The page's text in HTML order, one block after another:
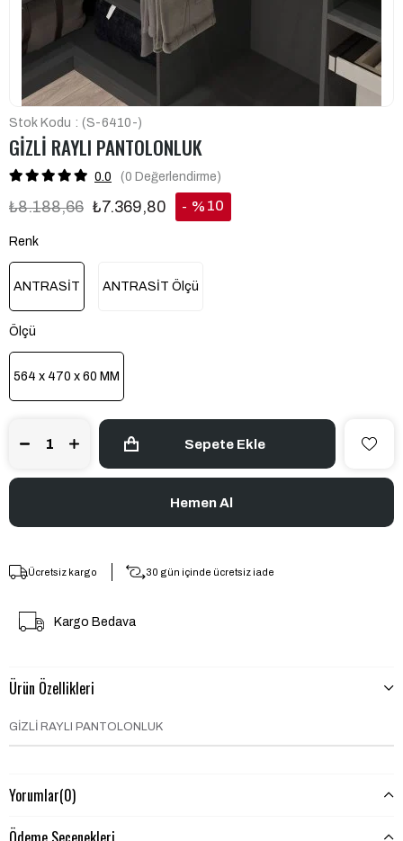
Stok Kodu (S-6410-)
GİZLİ RAYLI PANTOLONLUK
0.0 (0 Değerlendirme)
₺8.188,66 ₺7.369,80 % 10
Renk
ANTRASİT ANTRASİT Ölçü
Ölçü
564 x 470 x 60 MM
Ücretsiz kargo 30 gün içinde ücretsiz iade
Kargo Bedava
Ürün Özellikleri
GİZLİ RAYLI PANTOLONLUK
Yorumlar(0)